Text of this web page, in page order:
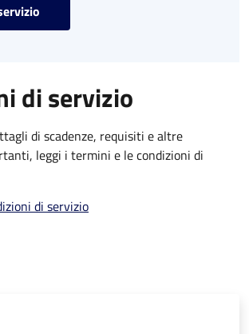
di servizio
di scadenze, requisiti e altre
leggi i termini e le condizioni di
di servizio